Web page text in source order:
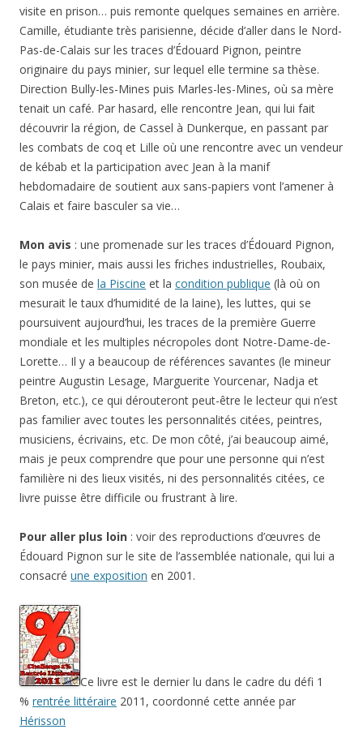
visite en prison… puis remonte quelques semaines en arrière.
Camille, étudiante très parisienne, décide d’aller dans le Nord-
Pas-de-Calais sur les traces d’Édouard Pignon, peintre
originaire du pays minier, sur lequel elle termine sa thèse.
Direction Bully-les-Mines puis Marles-les-Mines, où sa mère
tenait un café. Par hasard, elle rencontre Jean, qui lui fait
découvrir la région, de Cassel à Dunkerque, en passant par
les combats de coq et Lille où une rencontre avec un vendeur
de kébab et la participation avec Jean à la manif
hebdomadaire de soutient aux sans-papiers vont l’amener à
Calais et faire basculer sa vie…
Mon avis : une promenade sur les traces d’Édouard Pignon,
le pays minier, mais aussi les friches industrielles, Roubaix,
son musée de la Piscine et la condition publique (là où on
mesurait le taux d’humidité de la laine), les luttes, qui se
poursuivent aujourd’hui, les traces de la première Guerre
mondiale et les multiples nécropoles dont Notre-Dame-de-
Lorette… Il y a beaucoup de références savantes (le mineur
peintre Augustin Lesage, Marguerite Yourcenar, Nadja et
Breton, etc.), ce qui dérouteront peut-être le lecteur qui n’est
pas familier avec toutes les personnalités citées, peintres,
musiciens, écrivains, etc. De mon côté, j’ai beaucoup aimé,
mais je peux comprendre que pour une personne qui n’est
familière ni des lieux visités, ni des personnalités citées, ce
livre puisse être difficile ou frustrant à lire.
Pour aller plus loin : voir des reproductions d’œuvres de
Édouard Pignon sur le site de l’assemblée nationale, qui lui a
consacré une exposition en 2001.
Ce livre est le dernier lu dans le cadre du défi 1
% rentrée littéraire 2011, coordonné cette année par
Hérisson